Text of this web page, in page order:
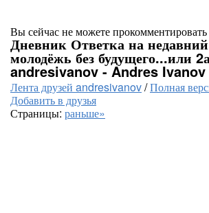
Вы сейчас не можете
Дневник Ответка на
молодёжь без будущего...или
andresivanov - Andres
Лента друзей andresivanov/Полная
Добавить в друзья
Страницы: раньше»